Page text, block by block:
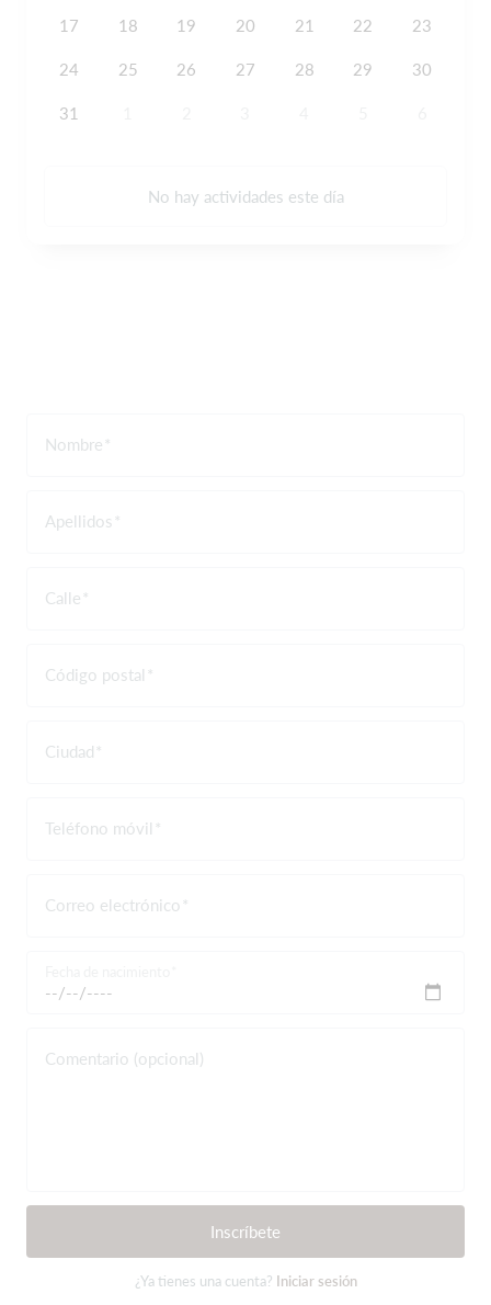
17 18 19 20 21 22 23
24 25 26 27 28 29 30
31
No hay actividades este día
Nombre
Apellidos
Calle
Código postal
Ciudad
Teléfono móvil
Correo electrónico
Comentario (opcional)
Inscríbete
¿Ya tienes una cuenta? Iniciar sesión